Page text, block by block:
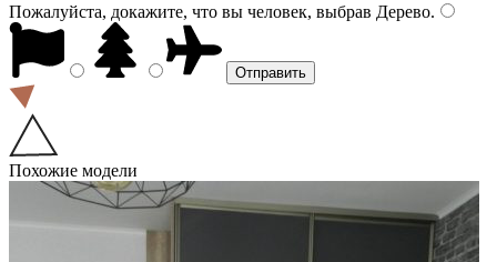
Пожалуйста, докажите, что вы человек, выбрав Дерево.
Похожие модели